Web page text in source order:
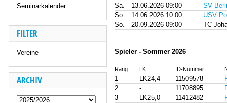
Seminarkalender
FILTER
Vereine
ARCHIV
Sa.
13.06.2026 09:00
SV
So.
14.06.2026 10:00
USV
So.
20.09.2026 09:00 TC
Spieler - Sommer 2026
Rang LK ID-Nummer
1 LK24,4 11509578
2
- 11708895
3
LK25,0 11412482